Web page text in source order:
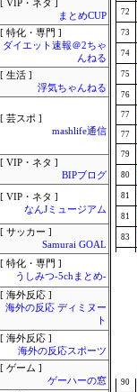
[ VIP・ネタ ]
まとめCUP
[ 特化・専門 ]
ダイエット速報＠2ちゃ
んねる
[ 生活 ]
浮気ちゃんねる
[ 芸スポ ]
mashlife通信
[ VIP・ネタ ]
BIPブログ
[ VIP・ネタ ]
なんJミュージアム
[ サッカー ]
Samurai GOAL
[ 特化・専門 ]
うしみつ-5chまとめ-
[ 海外反応 ]
海外の反応 ディミヌー
ト
[ 海外反応 ]
海外の反応スポーツ
[ ゲーム ]
ゲーハーの窓
72
73
74
75
76
77
77
79
80
81
81
83
90